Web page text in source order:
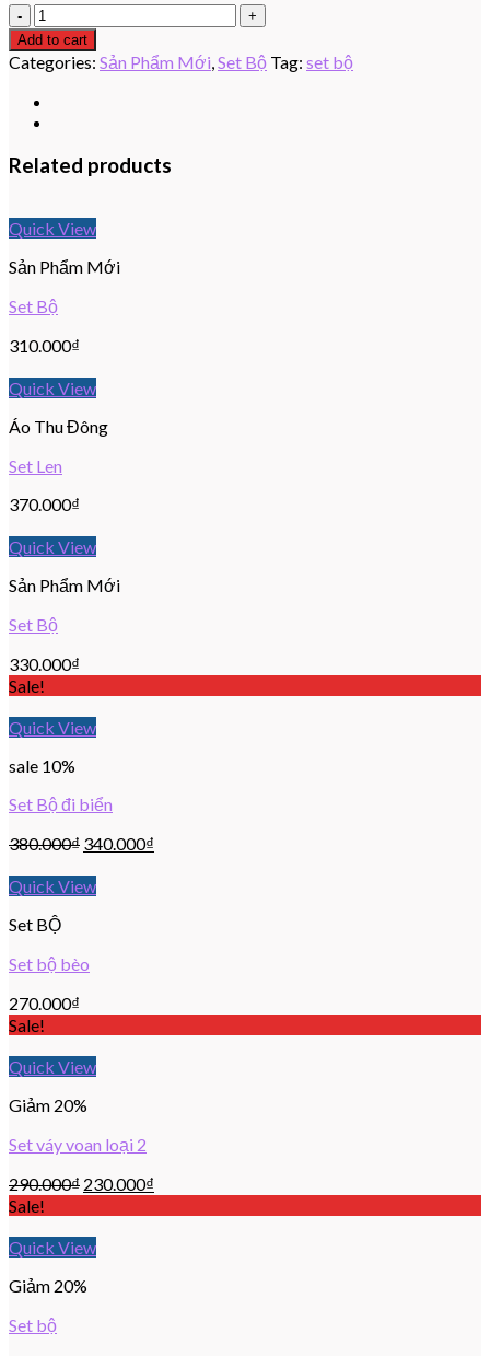
Set
Bộ
quantity
Add to cart
Categories: Sản Phẩm Mới,Set Bộ Tag: set bộ
Related products
Quick View
Sản Phẩm Mới
Set Bộ
310.000₫
Quick View
Áo Thu Đông
Set Len
370.000₫
Quick View
Sản Phẩm Mới
Set Bộ
330.000₫
Sale!
Quick View
sale 10%
Set Bộ đi biển
380.000₫ 340.000₫
Quick View
Set BỘ
Set bộ bèo
270.000₫
Sale!
Quick View
Giảm 20%
Set váy voan loại 2
290.000₫ 230.000₫
Sale!
Quick View
Giảm 20%
Set bộ